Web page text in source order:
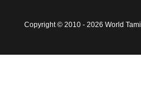
Copyright © 2010 - 2026 World